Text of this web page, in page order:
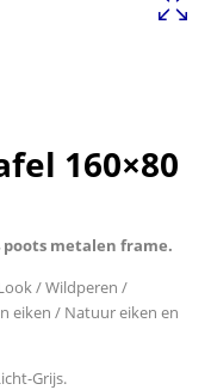
160×80
metalen frame.
/ Wildperen /
eiken / Natuur eiken en
Grijs.